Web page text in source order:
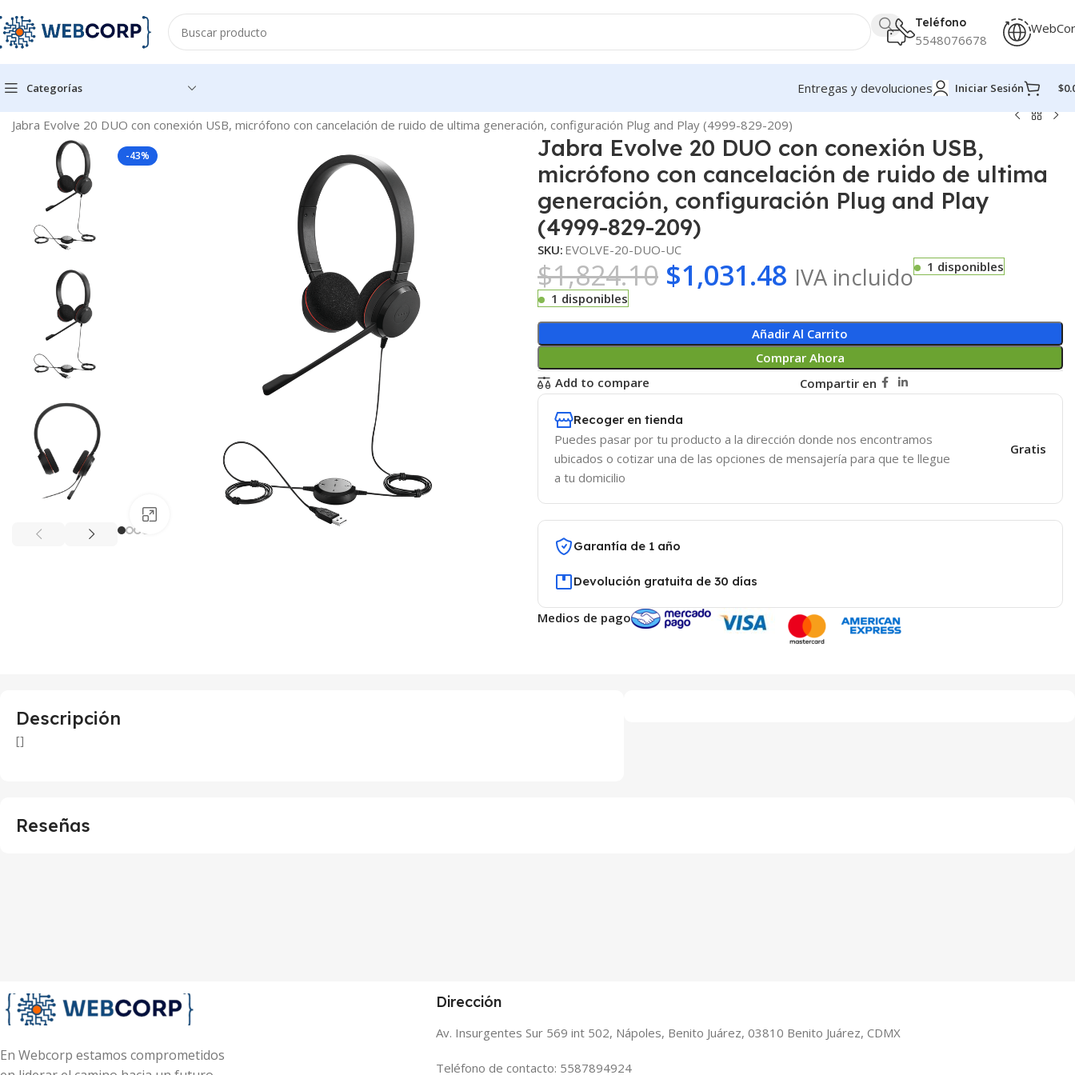
Teléfono
5548076678
Categorías Entregas y devoluciones Iniciar Sesión $
Jabra Evolve 20 DUO con conexión USB, micrófono con cancelación de ruido de ultima generación, configuración Plug and Play (4999-829-209)
-43%
Jabra Evolve 20 DUO con conexión USB,
micrófono con cancelación de ruido de ultima
generación, configuración Plug and Play
(4999-829-209)
SKU: EVOLVE-20-DUO-UC
$1,824.10 $1,031.48 IVA incluido
1 disponibles
1 disponibles
Añadir Al Carrito
Comprar Ahora
Add to compare
Compartir en
Recoger en tienda
Puedes pasar por tu producto a la dirección donde nos encontramos
ubicados o cotizar una de las opciones de mensajería para que te llegue
a tu domicilio
Gratis
Garantía de 1 año
Devolución gratuita de 30 días
Medios de pago
Descripción
[]
Reseñas
En Webcorp estamos comprometidos
Dirección
Av. Insurgentes Sur 569 int 502, Nápoles, Benito Juárez, 03810 Benito Juárez, CDMX
Teléfono de contacto: 5587894924